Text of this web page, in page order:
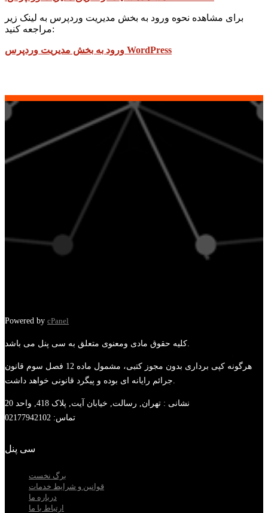
برای مشاهده نحوه ورود به بخش مدیریت وردپرس به لینک زیر
مراجعه کنید:
ورود به بخش مدیریت وردپرس WordPress
Powered by cPanel
هرگونه کپی برداری بدون مجوز کتبی، مشمول ماده 12 فصل سوم قانون
نشانی : تهران, رسالت, خیابان آیت, پلاک 418, واحد 20
تماس:
سی پنل
برگ نخست
قوانین و شرایط خدمات
درباره ما
ارتباط با ما